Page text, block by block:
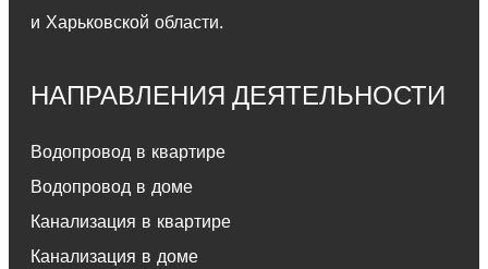
и Харьковской области.
НАПРАВЛЕНИЯ ДЕЯТЕЛЬНОСТИ
Водопровод в квартире
Водопровод в доме
Канализация в квартире
Канализация в доме